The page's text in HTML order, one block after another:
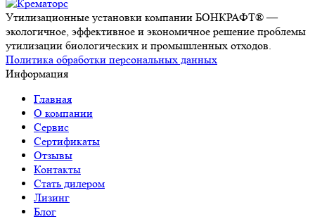
Утилизационные установки компании БОНКРАФТ® —
экологичное, эффективное и экономичное решение проблемы
утилизации биологических и промышленных отходов.
Политика обработки персональных данных
Информация
Главная
О компании
Сервис
Сертификаты
Отзывы
Контакты
Стать дилером
Лизинг
Блог